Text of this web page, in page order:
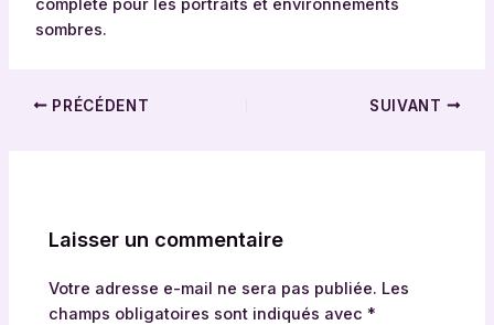
complète pour les portraits et environnements
sombres.
PRÉCÉDENT SUIVANT
Laisser un commentaire
Votre adresse e-mail ne sera pas publiée. Les
champs obligatoires sont indiqués avec*